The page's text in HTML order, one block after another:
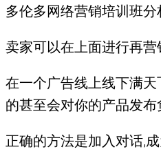
多伦多网络营销培训班
卖家可以在上面进行再营
在一个广告线上线下满
的甚至会对你的产品发布
正确的方法是加入对话,